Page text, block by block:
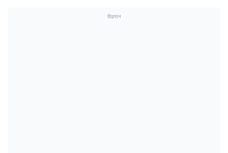
विज्ञापन